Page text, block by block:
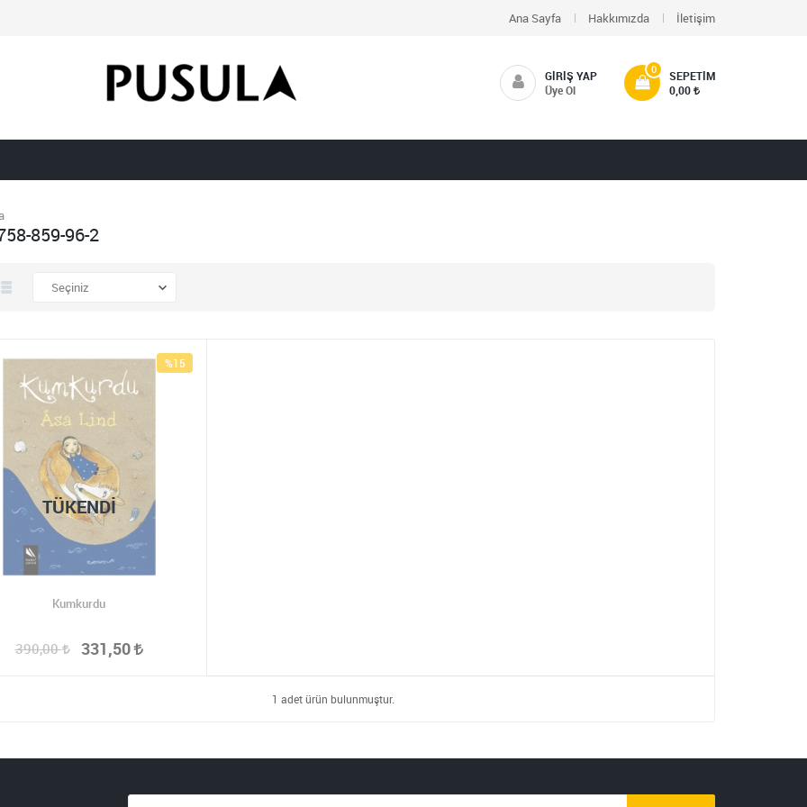
Ana Sayfa Hakkımızda İletişim
SEPETIM
0
0,00
GIRIŞ YAP
Üye Ol
859-96-2
Kumkurdu
390,00 331,50
%15
TÜKENDI
1 adet ürün bulunmuştur.